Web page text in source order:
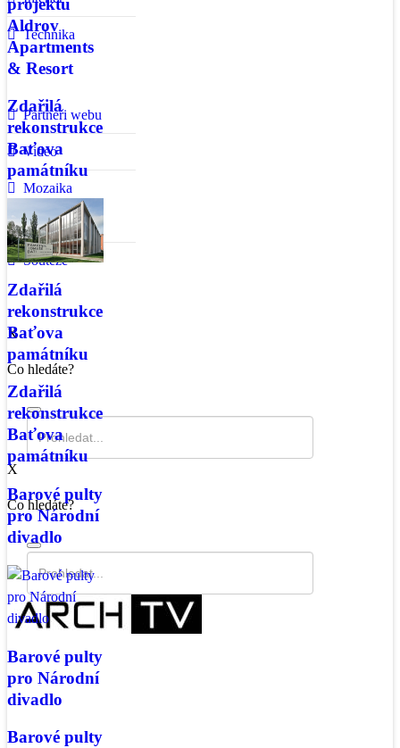
Technika
Partneři webu
Video
Mozaika
Trendy
Soutěže
X
Co hledáte?
X
Co hledáte?
Aldrov
Apartments
& Resort
Zdařilá
rekonstrukce
Baťova
památníku
Zdařilá
rekonstrukce
Baťova
památníku
Zdařilá
rekonstrukce
Baťova
památníku
Barové pulty
pro Národní
divadlo
Barové pulty
pro Národní
divadlo
Barové pulty